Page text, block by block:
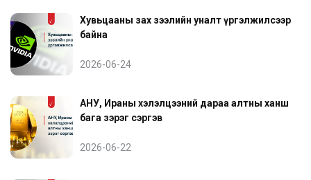
Хувьцааны зах зээлийн уналт үргэлжилсээр
байна
2026-06-24
АНУ, Ираны хэлэлцээний дараа алтны ханш
бага зэрэг сэргэв
2026-06-22